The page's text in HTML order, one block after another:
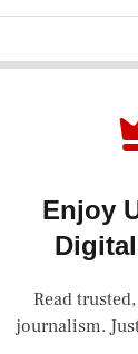
Enjoy
Read
journalism.